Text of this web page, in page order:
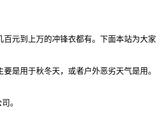
元到上万的冲锋衣都有。下面本站为大家
是用于秋冬天，或者户外恶劣天气是用。
。